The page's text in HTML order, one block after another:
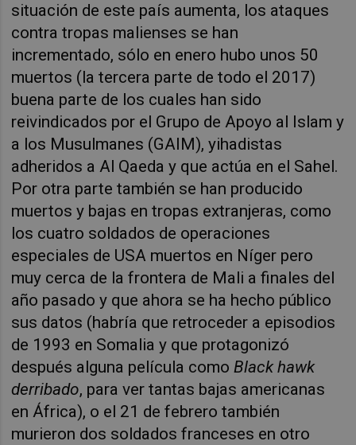
situación de este país aumenta, los ataques
contra tropas malienses se han
incrementado, sólo en enero hubo unos 50
muertos (la tercera parte de todo el 2017)
buena parte de los cuales han sido
reivindicados por el Grupo de Apoyo al Islam y
a los Musulmanes (GAIM), yihadistas
adheridos a Al Qaeda y que actúa en el Sahel.
Por otra parte también se han producido
muertos y bajas en tropas extranjeras, como
los cuatro soldados de operaciones
especiales de USA muertos en Níger pero
muy cerca de la frontera de Mali a finales del
año pasado y que ahora se ha hecho público
sus datos (habría que retroceder a episodios
de 1993 en Somalia y que protagonizó
después alguna película comoBlack hawk
derribado, para ver tantas bajas americanas
en África), o el 21 de febrero también
murieron dos soldados franceses en otro